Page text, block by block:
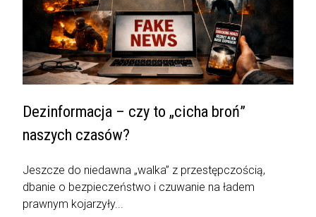
Dezinformacja – czy to „cicha broń”
naszych czasów?
Jeszcze do niedawna „walka” z przestępczością,
dbanie o bezpieczeństwo i czuwanie na ładem
prawnym kojarzyły...